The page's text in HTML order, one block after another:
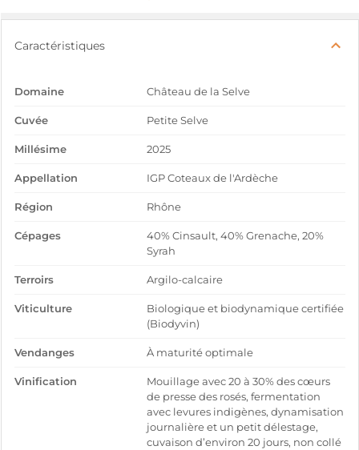
Caractéristiques
Domaine Château de la Selve
Cuvée Petite Selve
Millésime 2025
Appellation IGP Coteaux de l'Ardèche
Région Rhône
Cépages
40% Cinsault, 40% Grenache, 20%
Syrah
Terroirs Argilo-calcaire
Viticulture
Biologique et biodynamique certifiée
(Biodyvin)
Vendanges À maturité optimale
Vinification
Mouillage avec 20 à 30% des cœurs
de presse des rosés, fermentation
avec levures indigènes, dynamisation
journalière et un petit délestage,
cuvaison d’environ 20 jours, non collé